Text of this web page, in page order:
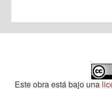
Este obra está bajo una